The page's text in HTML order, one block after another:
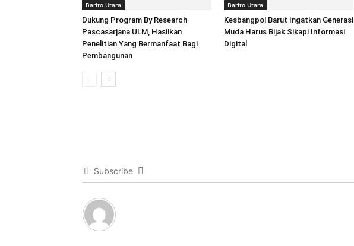
Barito Utara
Dukung Program By Research
Pascasarjana ULM, Hasilkan
Penelitian Yang Bermanfaat Bagi
Pembangunan
Barito Utara
Kesbangpol Barut Ingatkan Generasi
Muda Harus Bijak Sikapi Informasi
Digital
Subscribe